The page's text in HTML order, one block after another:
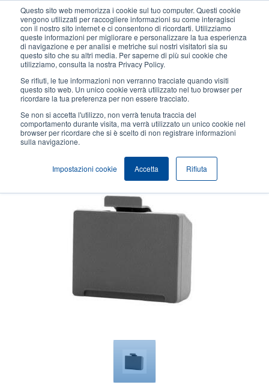
Questo sito web memorizza i cookie sul tuo computer. Questi cookie
vengono utilizzati per raccogliere informazioni su come interagisci
con il nostro sito internet e ci consentono di ricordarti. Utilizziamo
queste informazioni per migliorare e personalizzare la tua esperienza
di navigazione e per analisi e metriche sui nostri visitatori sia su
questo sito che su altri media. Per saperne di più sui cookie che
utilizziamo, consulta la nostra Privacy Policy.
Se rifiuti, le tue informazioni non verranno tracciate quando visiti
questo sito web. Un unico cookie verrà utilizzato nel tuo browser per
ricordare la tua preferenza per non essere tracciato.
Se non si accetta l'utilizzo, non verrà tenuta traccia del
comportamento durante visita, ma verrà utilizzato un unico cookie nel
browser per ricordare che si è scelto di non registrare informazioni
sulla navigazione.
Impostazioni cookie Accetta Rifiuta
contenuto
principale
User
account
User
Header
Seleziona Prodotti Contatto Vendite
Batteria agli ioni di litio
Il TSC Alpha-2R ha la capacità di stampare ricevute per più di 17 ore con una